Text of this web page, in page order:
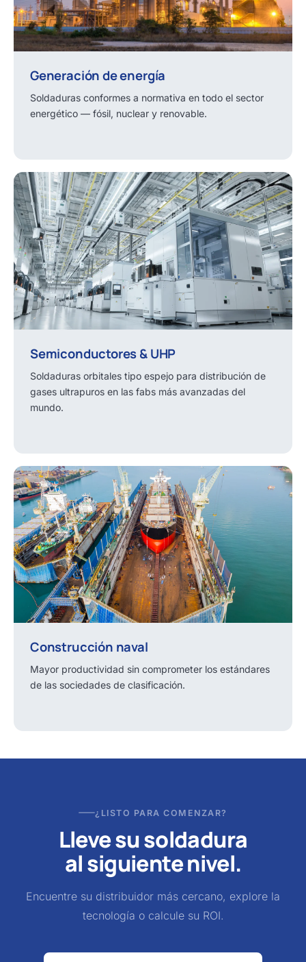
Generación de energía
Soldaduras conformes a normativa en todo el sector
energético — fósil, nuclear y renovable.
Semiconductores & UHP
Soldaduras orbitales tipo espejo para distribución de
gases ultrapuros en las fabs más avanzadas del
mundo.
Construcción naval
Mayor productividad sin comprometer los estándares
de las sociedades de clasificación.
¿LISTO PARA COMENZAR?
Lleve su soldadura
al siguiente nivel.
Encuentre su distribuidor más cercano, explore la
tecnología o calcule su ROI.